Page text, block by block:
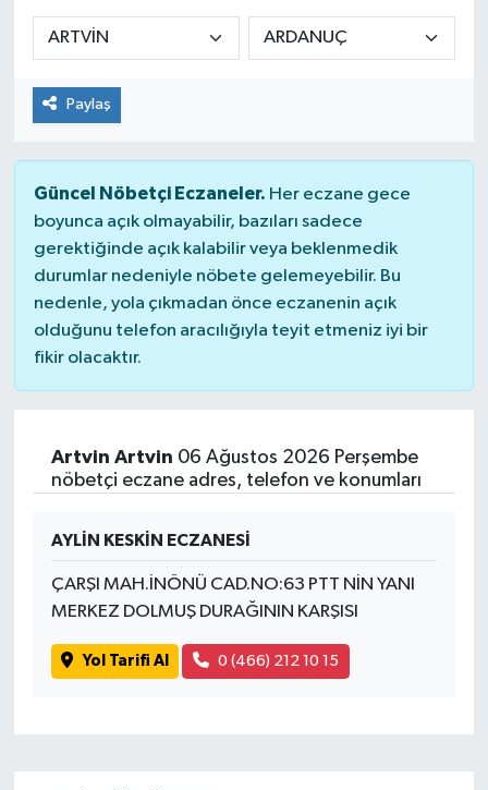
Paylaş
Güncel Nöbetçi Eczaneler. Her eczane gece
boyunca açık olmayabilir, bazıları sadece
gerektiğinde açık kalabilir veya beklenmedik
durumlar nedeniyle nöbete gelemeyebilir. Bu
nedenle, yola çıkmadan önce eczanenin açık
olduğunu telefon aracılığıyla teyit etmeniz iyi bir
fikir olacaktır.
Artvin Artvin 06 Ağustos 2026 Perşembe
nöbetçi eczane adres, telefon ve konumları
AYLİN KESKİN ECZANESİ
ÇARŞI MAH.İNÖNÜ CAD.NO:63 PTT NİN YANI
MERKEZ DOLMUŞ DURAĞININ KARŞISI
Yol Tarifi Al 0 (466) 212 10 15
Siyaset
Spor